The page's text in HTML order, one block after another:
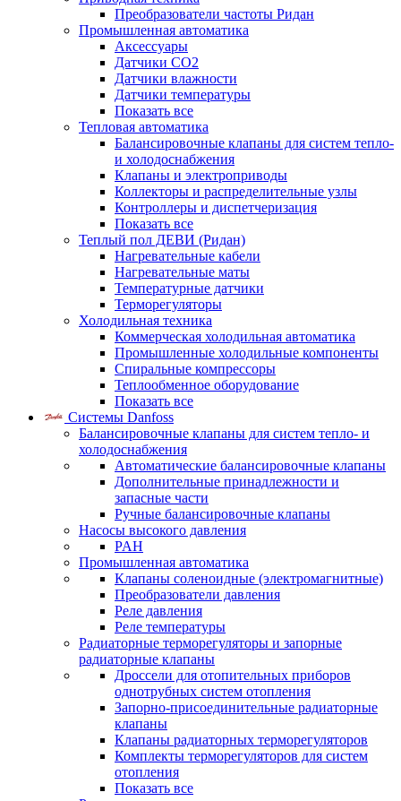
Преобразователи частоты Ридан
Промышленная автоматика
Аксессуары
Датчики CO2
Датчики влажности
Датчики температуры
Показать все
Тепловая автоматика
Балансировочные клапаны для систем тепло-
и холодоснабжения
Клапаны и электроприводы
Коллекторы и распределительные узлы
Контроллеры и диспетчеризация
Показать все
Теплый пол ДЕВИ (Ридан)
Нагревательные кабели
Нагревательные маты
Температурные датчики
Терморегуляторы
Холодильная техника
Коммерческая холодильная автоматика
Промышленные холодильные компоненты
Спиральные компрессоры
Теплообменное оборудование
Показать все
Системы Danfoss
Балансировочные клапаны для систем тепло- и
холодоснабжения
Автоматические балансировочные клапаны
Дополнительные принадлежности и
запасные части
Ручные балансировочные клапаны
Насосы высокого давления
PAH
Промышленная автоматика
Клапаны соленоидные (электромагнитные)
Преобразователи давления
Реле давления
Реле температуры
Радиаторные терморегуляторы и запорные
радиаторные клапаны
Дроссели для отопительных приборов
однотрубных систем отопления
Запорно-присоединительные радиаторные
клапаны
Клапаны радиаторных терморегуляторов
Комплекты терморегуляторов для систем
отопления
Показать все